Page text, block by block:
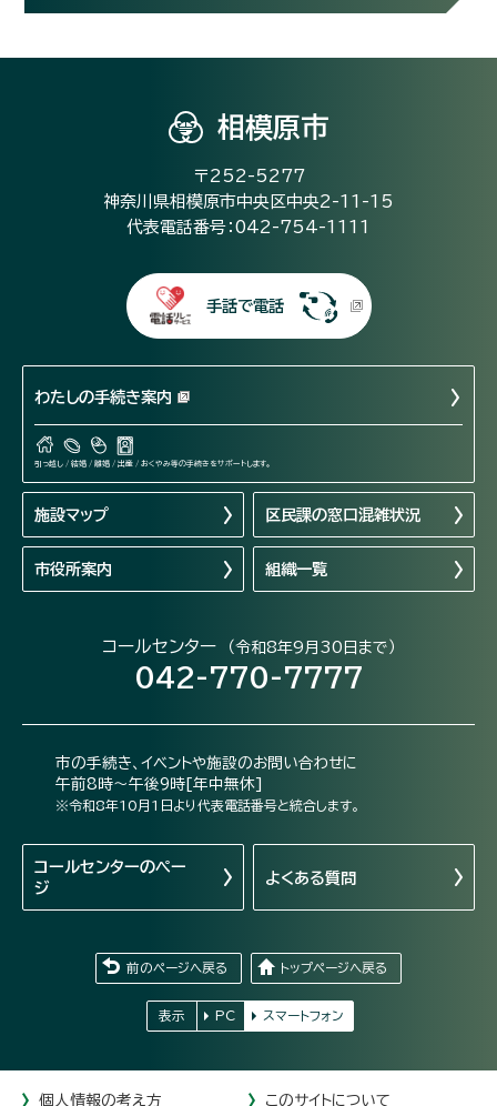
相模原市
〒252-5277
神奈川県相模原市中央区中央2-11-15
代表電話番号：042-754-1111
手話で電話
わたしの手続き案内
引っ越し / 結婚 / 離婚 / 出産 / おくやみ等の手続きをサポートします。
施設マップ 区民課の窓口混雑状況
市役所案内 組織一覧
コールセンター （令和8年9月30日まで）
042-770-7777
市の手続き、イベントや施設のお問い合わせに
午前8時～午後9時[年中無休]
※令和8年10月1日より代表電話番号と統合します。
コールセンターのペー
ジ
よくある質問
前のページへ戻る トップページへ戻る
表示 PC スマートフォン
個人情報の考え方 このサイトについて